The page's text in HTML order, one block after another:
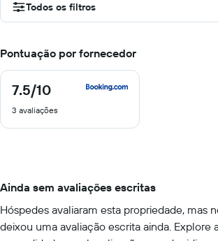
Todos os filtros
Pontuação por fornecedor
7.5/10
7.5
10
3 avaliações
Ainda sem avaliações escritas
Hóspedes avaliaram esta propriedade, mas
deixou uma avaliação escrita ainda. Explore